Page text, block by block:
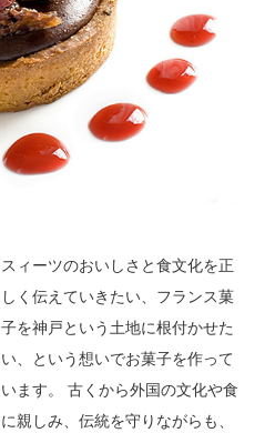
スィーツのおいしさと食文化を正
しく伝えていきたい、フランス菓
子を神戸という土地に根付かせた
い、という想いでお菓子を作って
います。 古くから外国の文化や食
に親しみ、伝統を守りながらも、